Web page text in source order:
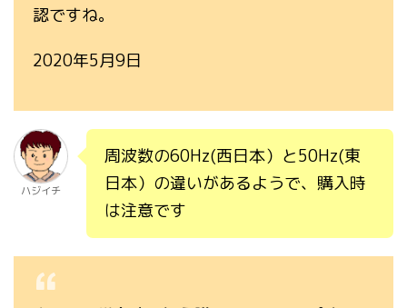
認ですね。
2020年5月9日
ハジイチ
周波数の60Hz(西日本）と50Hz(東
日本）の違いがあるようで、購入時
は注意です